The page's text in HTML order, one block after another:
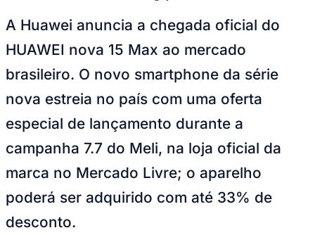
Goiás
A Huawei anuncia a chegada oficial do
HUAWEI nova 15 Max ao mercado
brasileiro. O novo smartphone da série
nova estreia no país com uma oferta
especial de lançamento durante a
campanha 7.7 do Meli, na loja oficial da
marca no Mercado Livre; o aparelho
poderá ser adquirido com até 33% de
desconto.